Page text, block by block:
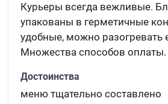
Курьеры всегда вежливые.
упакованы в герметичные
удобные, можно разогревать
Множества способов оплаты.
Достоинства
меню тщательно составлено